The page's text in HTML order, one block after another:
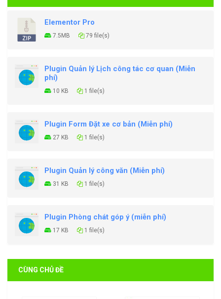
Elementor Pro
7.5MB 79 file(s)
Plugin Quản lý Lịch công tác cơ quan (Miễn
phí)
10 KB 1 file(s)
Plugin Form Đặt xe cơ bản (Miễn phí)
27 KB 1 file(s)
Plugin Quản lý công văn (Miễn phí)
31 KB 1 file(s)
Plugin Phòng chát góp ý (miễn phí)
17 KB 1 file(s)
CÙNG CHỦ ĐỀ